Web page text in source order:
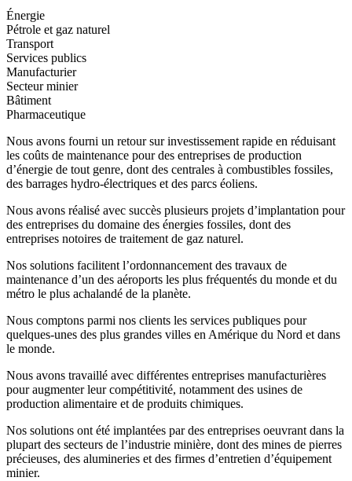
Énergie
Pétrole et gaz naturel
Transport
Services publics
Manufacturier
Secteur minier
Bâtiment
Pharmaceutique
Nous avons fourni un retour sur investissement rapide en réduisant
les coûts de maintenance pour des entreprises de production
d’énergie de tout genre, dont des centrales à combustibles fossiles,
des barrages hydro-électriques et des parcs éoliens.
Nous avons réalisé avec succès plusieurs projets d’implantation pour
des entreprises du domaine des énergies fossiles, dont des
entreprises notoires de traitement de gaz naturel.
Nos solutions facilitent l’ordonnancement des travaux de
maintenance d’un des aéroports les plus fréquentés du monde et du
métro le plus achalandé de la planète.
Nous comptons parmi nos clients les services publiques pour
quelques-unes des plus grandes villes en Amérique du Nord et dans
le monde.
Nous avons travaillé avec différentes entreprises manufacturières
pour augmenter leur compétitivité, notamment des usines de
production alimentaire et de produits chimiques.
Nos solutions ont été implantées par des entreprises oeuvrant dans la
plupart des secteurs de l’industrie minière, dont des mines de pierres
précieuses, des alumineries et des firmes d’entretien d’équipement
minier.